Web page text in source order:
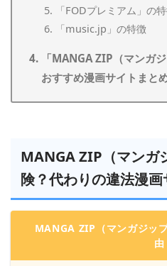
「FODプレミアム」の
「music.jp」の特徴
「MANGA ZIP（マンガ
おすすめ漫画サイトまと
MANGA ZIP（マンガ
険？代わりの違法漫
MANGA ZIP（マンガジッ
由